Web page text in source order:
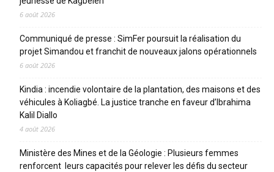
6 août 2026
Communiqué de presse : SimFer poursuit la réalisation du
projet Simandou et franchit de nouveaux jalons opérationnels
6 août 2026
Kindia : incendie volontaire de la plantation, des maisons et des
véhicules à Koliagbé. La justice tranche en faveur d’Ibrahima
Kalil Diallo
4 août 2026
Ministère des Mines et de la Géologie : Plusieurs femmes
renforcent leurs capacités pour relever les défis du secteur